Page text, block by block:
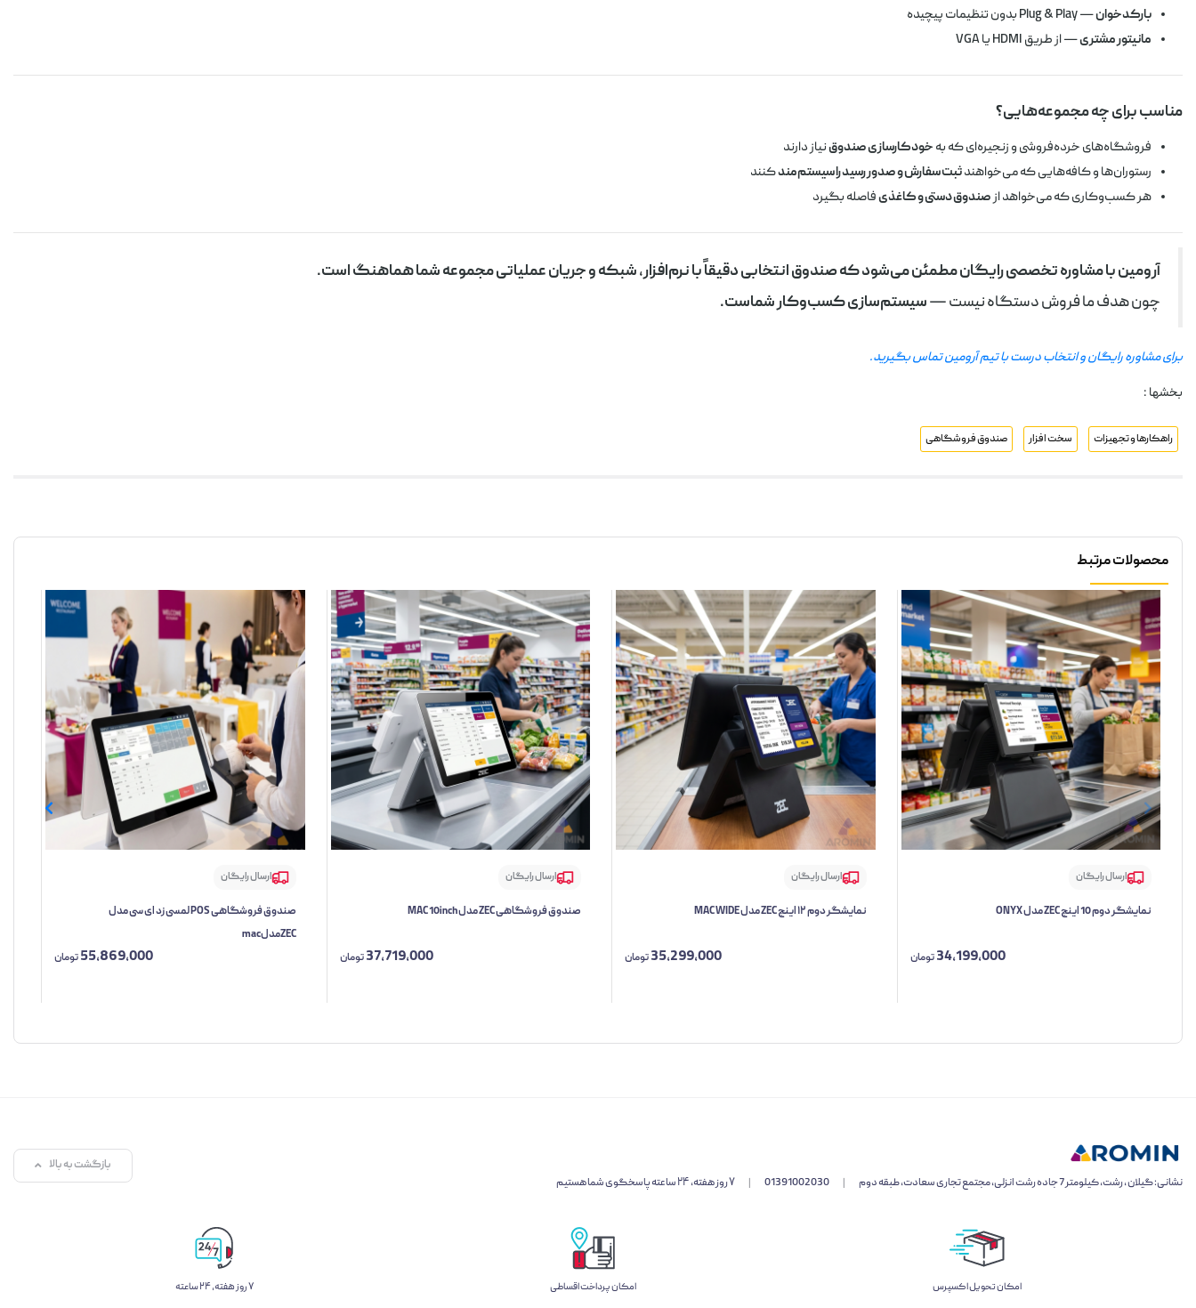
بارکدخوان— Plug & Play بدون تنظیمات پیچیده
مانیتور مشتری— از طریق HDMI یا VGA
مناسب برای چه مجموعه‌هایی؟
فروشگاه‌های خرده‌فروشی و زنجیره‌ای که به خودکارسازی صندوقنیاز دارند
رستوران‌ها و کافه‌هایی که می‌خواهندثبت سفارش و صدور رسید را سیستم‌مندکنند
هر کسب‌وکاری که می‌خواهد ازصندوق دستی و کاغذیفاصله بگیرد
آرومین با مشاوره تخصصی رایگان مطمئن می‌شود که صندوق انتخابی دقیقاً با نرم‌افزار، شبکه و جریان عملیاتی مجموعه شما هماهنگ است.
چون هدف ما فروش دستگاه نیست —سیستم‌سازی کسب‌وکار شماست.
برای مشاوره رایگان و انتخاب درست با تیم آرومین تماس بگیرید.
بخشها :
راهکارها و تجهیزات سخت افزار صندوق فروشگاهی
محصولات مرتبط
ارسال رایگان
نمایشگر دوم 10 اینچ ZEC مدل ONYX
34,199,000 تومان
ارسال رایگان
نمایشگر دوم ۱۲ اینچ ZEC مدل MAC WIDE
35,299,000تومان
ارسال رایگان
صندوق فروشگاهی ZEC مدل MAC 10inch
37,719,000 تومان
ارسال رایگان
صندوق فروشگاهی POS لمسی زد ای سی مدل
ZECمدلmac
55,869,000تومان
نشانی: گیلان ، رشت، کیلومتر 7 جاده رشت انزلی، مجتمع تجاری سعادت، طبقه دوم |
01391002030
| ۷ روز هفته، ۲۴ ساعته پاسخگوی شما هستیم
بازگشت به بالا
اﻣﮑﺎن ﺗﺤﻮﯾﻞ اﮐﺴﭙﺮس امکان پرداخت اقساطی ۷ روز ﻫﻔﺘﻪ، ۲۴ ﺳﺎﻋﺘﻪ